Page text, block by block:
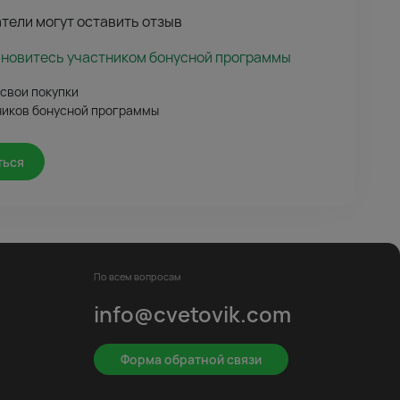
могут оставить отзыв
участником бонусной программы
покупки
бонусной программы
По всем вопросам
info@cvetovik.com
Форма обратной связи